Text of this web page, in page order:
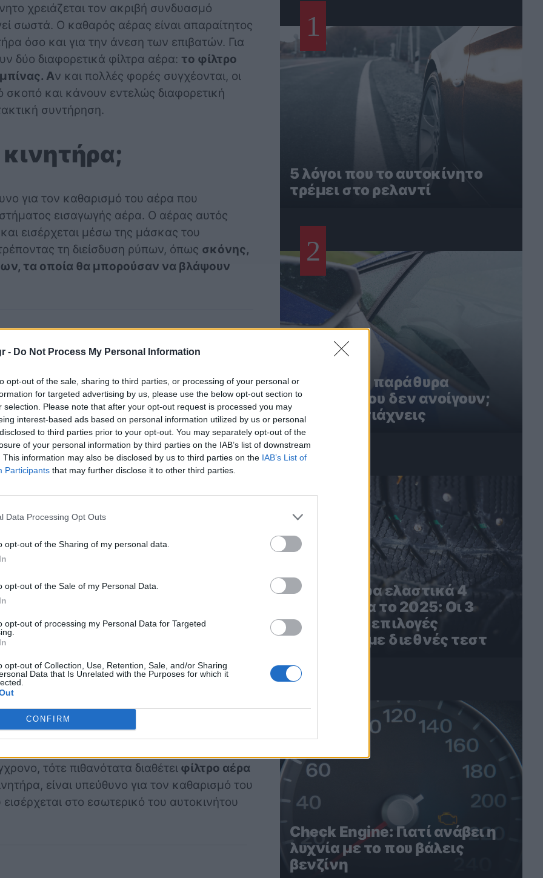
- Do Not Process My Personal Information
opt-out of the sale, sharing to third parties, or processing of your personal or
for targeted advertising by us, please use the below opt-out section to
selection. Please note that after your opt-out request is processed you may
interest-based ads based on personal information utilized by us or personal
to third parties prior to your opt-out. You may separately opt-out of the
of your personal information by third parties on the IAB’s list of downstream
This information may also be disclosed by us to third parties on the IAB’s List of
Participants that may further disclose it to other third parties.
Data Processing Opt Outs
opt-out of the Sharing of my personal data.
opt-out of the Sale of my Personal Data.
opt-out of processing my Personal Data for Targeted
opt-out of Collection, Use, Retention, Sale, and/or Sharing
Data that Is Unrelated with the Purposes for which it
CONFIRM
χρειάζεται τον ακριβή συνδυασμό
σωστά. Ο καθαρός αέρας είναι απαραίτητος
όσο και για την άνεση των επιβατών. Για
δύο διαφορετικά φίλτρα αέρα: το φίλτρο
Αν και πολλές φορές συγχέονται, οι
σκοπό και κάνουν εντελώς διαφορετική
συντήρηση.
κινητήρα;
για τον καθαρισμό του αέρα που
εισαγωγής αέρα. Ο αέρας αυτός
εισέρχεται μέσω της μάσκας του
τη διείσδυση ρύπων, όπως σκόνης,
τα οποία θα μπορούσαν να βλάψουν
μικρές «τρίχες» από
ελαστικά των
αυτοκινήτων;
από διάφορα υλικά, ανάλογα με το είδος
Μπορεί να είναι από χαρτί, βαμβάκι,
και μεταλλικό πλέγμα. Συνήθως
κοντά στον κινητήρα και συνδέονται με
το φίλτρο αέρα κινητήρα είναι
Οι περισσότεροι κατασκευαστές
του κάθ
οδήγησης. Ο έλεγχός του σε κάθε αλλαγή
.
καμπίνας;
τότε πιθανότατα διαθέτειφίλτρο αέρα
είναι υπεύθυνο για τον καθαρισμό του
στο εσωτερικό του αυτοκινήτου
1
5 λόγοι που το αυτοκίνητο
τρέμει στο ρελαντί
2
Ηλεκτρικά παράθυρα
αυτοκινήτου δεν ανοίγουν;
Έτσι τα φτιάχνεις
Τα καλύτερα ελαστικά 4
εποχών για το 2025: Οι 3
καλύτερες επιλογές
σύμφωνα με διεθνές τεστ
4
Check Engine: Γιατί ανάβει η
λυχνία με το που βάλεις
βενζίνη